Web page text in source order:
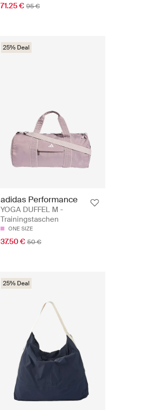
71.25 € 95 €
25% Deal
adidas Performance
YOGA DUFFEL M -
Trainingstaschen
ONE SIZE
37.50 € 50 €
25% Deal